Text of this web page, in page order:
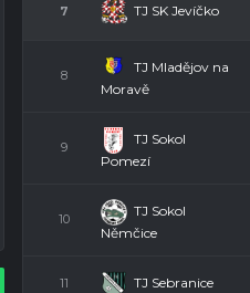
7 TJ SK Jevíčko
8
TJ Mladějov na
Moravě
9
TJ Sokol
Pomezí
10
TJ Sokol
Němčice
11 TJ Sebranice